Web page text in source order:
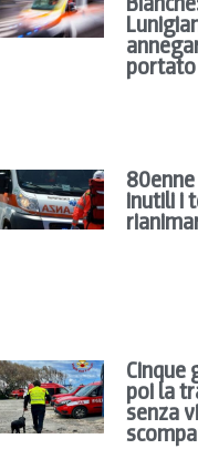
portato
inutili i
Cinque
poi la
senza